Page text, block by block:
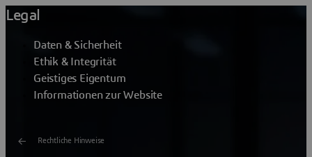
Legal
Daten & Sicherheit
Ethik & Integrität
Geistiges Eigentum
Informationen zur Website
Rechtliche Hinweise